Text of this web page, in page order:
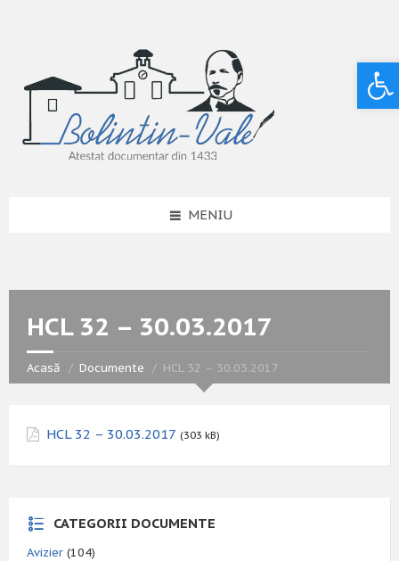
MENIU
HCL 32 – 30.03.2017
Acasă Documente HCL 32 – 30.03.2017
HCL 32 – 30.03.2017 (303 kB)
CATEGORII DOCUMENTE
Avizier (104)
Deschide bara de unelte